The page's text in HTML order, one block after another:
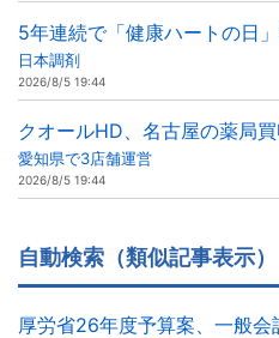
5年連続で「健康ハートの日
日本調剤
2026/8/5 19:44
クオールHD、名古屋の薬局
愛知県で3店舗運営
2026/8/5 19:44
自動検索（類似記事表示）
厚労省26年度予算案、一般